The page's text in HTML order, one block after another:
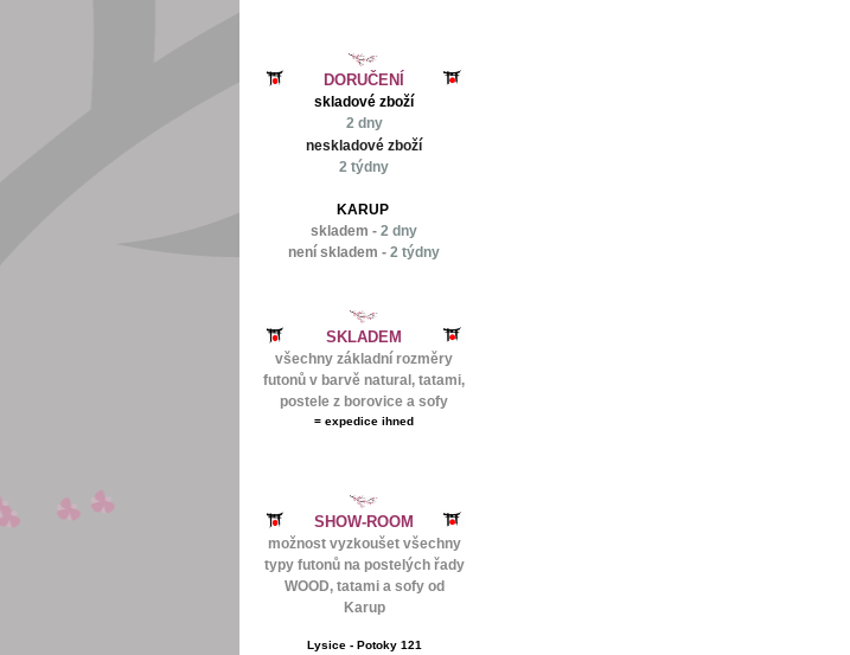
DORUČENÍ
skladové zboží
2 dny
neskladové zboží
2 týdny
KARUP
skladem - 2 dny
není skladem - 2 týdny
SKLADEM
všechny základní rozměry
futonů v barvě natural, tatami,
postele z borovice a sofy
= expedice ihned
SHOW-ROOM
možnost vyzkoušet všechny
typy futonů na postelých řady
WOOD, tatami a sofy od
Karup
Lysice - Potoky 121